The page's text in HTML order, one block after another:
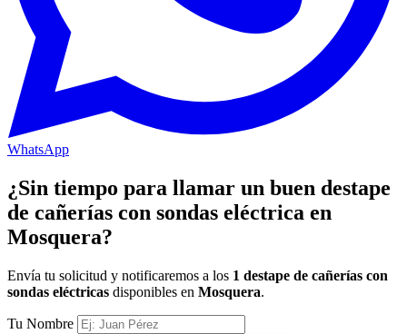
WhatsApp
¿Sin tiempo para llamar un buen destape
de cañerías con sondas eléctrica en
Mosquera?
Envía tu solicitud y notificaremos a los 1 destape de cañerías con
sondas eléctricas disponibles en Mosquera.
Tu Nombre